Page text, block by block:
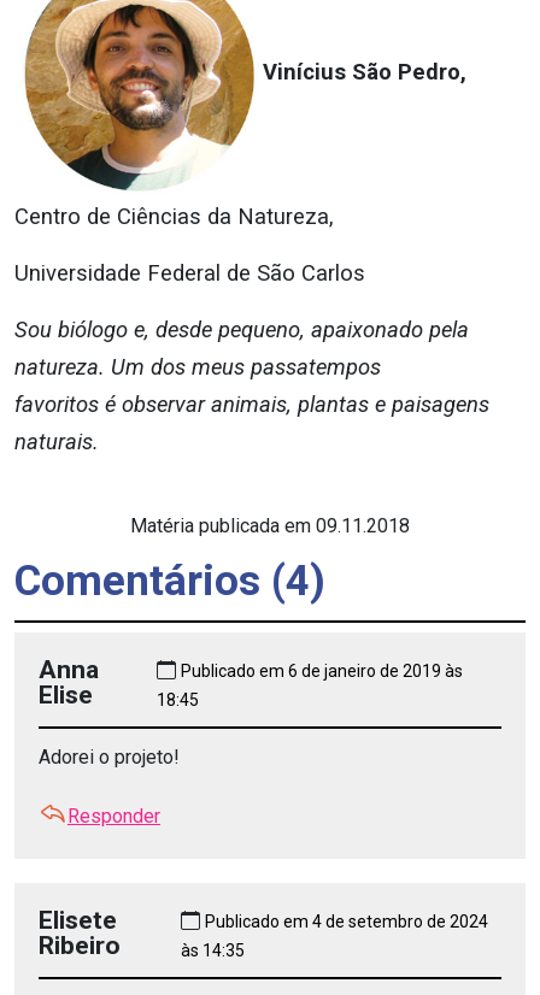
Vinícius São Pedro,
Centro de Ciências da Natureza,
Universidade Federal de São Carlos
Sou biólogo e, desde pequeno, apaixonado pela
natureza. Um dos meus passatempos
favoritos é observar animais, plantas e paisagens
naturais.
Matéria publicada em 09.11.2018
Comentários (4)
Anna
Elise
Publicado em 6 de janeiro de 2019 às
18:45
Adorei o projeto!
Responder
Elisete
Ribeiro
Publicado em 4 de setembro de 2024
às 14:35